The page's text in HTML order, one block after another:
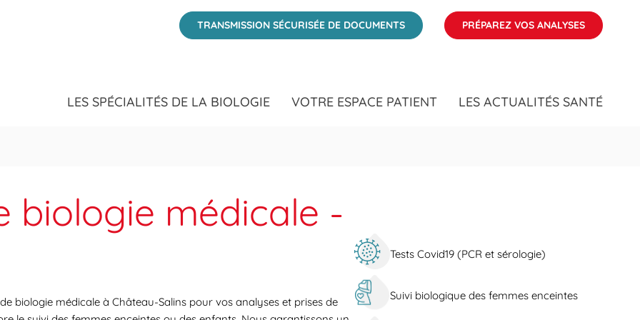
TRANSMISSION SÉCURISÉE DE DOCUMENTS
PRÉPAREZ VOS ANALYSES
LES SPÉCIALITÉS DE LA BIOLOGIE VOTRE ESPACE PATIENT LES ACTUALITÉS SANTÉ
biologie médicale -
biologie médicale à Château-Salins pour vos analyses et prises de
Tests Covid19 (PCR et sérologie)
Suivi biologique des femmes enceintes